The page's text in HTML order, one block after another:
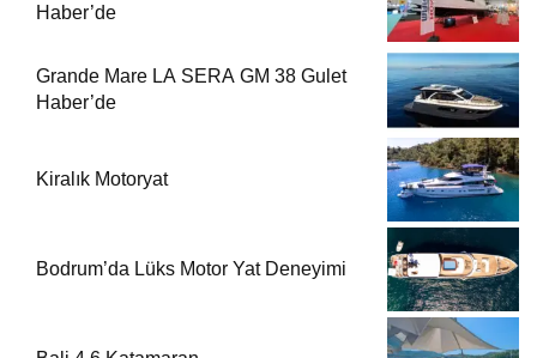
Haber’de
Grande Mare LA SERA GM 38 Gulet
Haber’de
Kiralık Motoryat
Bodrum’da Lüks Motor Yat Deneyimi